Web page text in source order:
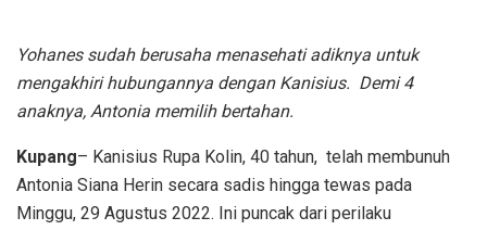
Yohanes sudah berusaha menasehati adiknya untuk
mengakhiri hubungannya dengan Kanisius. Demi 4
anaknya, Antonia memilih bertahan.
Kupang– Kanisius Rupa Kolin, 40 tahun, telah membunuh
Antonia Siana Herin secara sadis hingga tewas pada
Minggu, 29 Agustus 2022. Ini puncak dari perilaku